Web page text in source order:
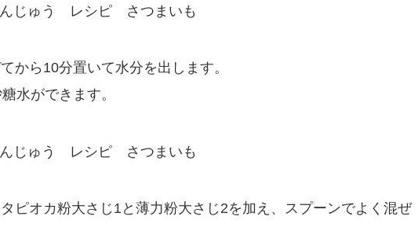
から10分置いて水分を出します。
水ができます。
ピオカ粉大さじ1と薄力粉大さじ2を加え、スプーンでよく混ぜ